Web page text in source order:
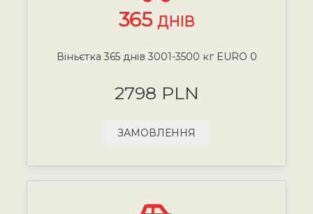
365 ДНІВ
Віньєтка 365 днів 3001-3500 кг EURO 0
2798 PLN
ЗАМОВЛЕННЯ